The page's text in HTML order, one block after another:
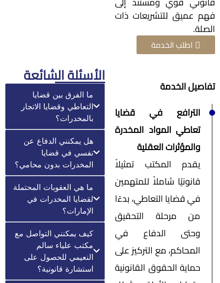
فهم عميق للتشريعات ذات
الصلة.
اطلب الخدمة
تفاصيل الخدمة
الترافع في قضايا
تعاطي المواد المخدرة
والمؤثرات العقلية
يقدم المكتب تمثيلاً
قانونيًا شاملاً للمتهمين
في قضايا التعاطي، بدءًا
من مرحلة التحقيق
وحتى الدفاع في
المحاكم، مع التركيز على
حماية الحقوق القانونية
الأسئلة الشائعة
ما الفرق بين قضايا
التعاطي وقضايا الاتجار
بالمخدرات؟
هل يمكنني الدفاع عن
نفسي في قضايا
المخدرات بدون محامي؟
ما هي العقوبات المحتملة
لقضايا المخدرات في
الإمارات؟
كيف يمكنني التواصل مع
مكتب علياء سالم
النعيمي للحصول على
استشارة قانونية؟